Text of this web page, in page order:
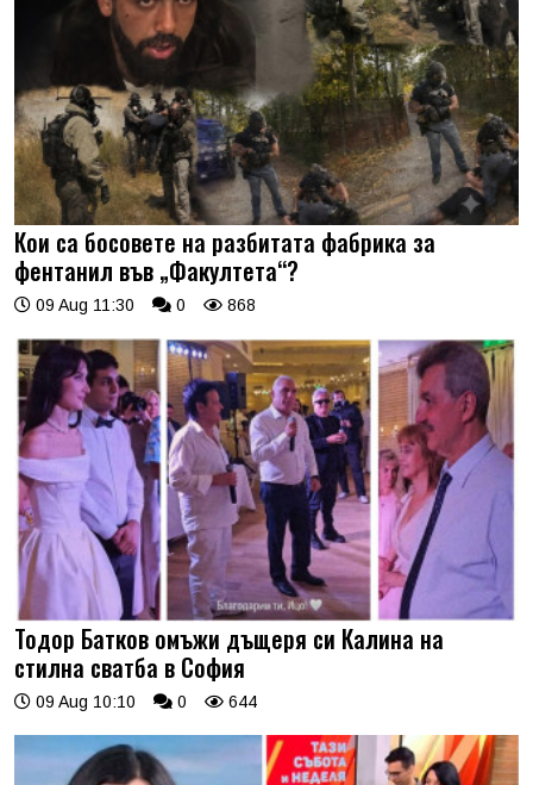
Кои са босовете на разбитата фабрика за
фентанил във „Факултета“?
09 Aug 11:30 0 868
Тодор Батков омъжи дъщеря си Калина на
стилна сватба в София
09 Aug 10:10 0 644